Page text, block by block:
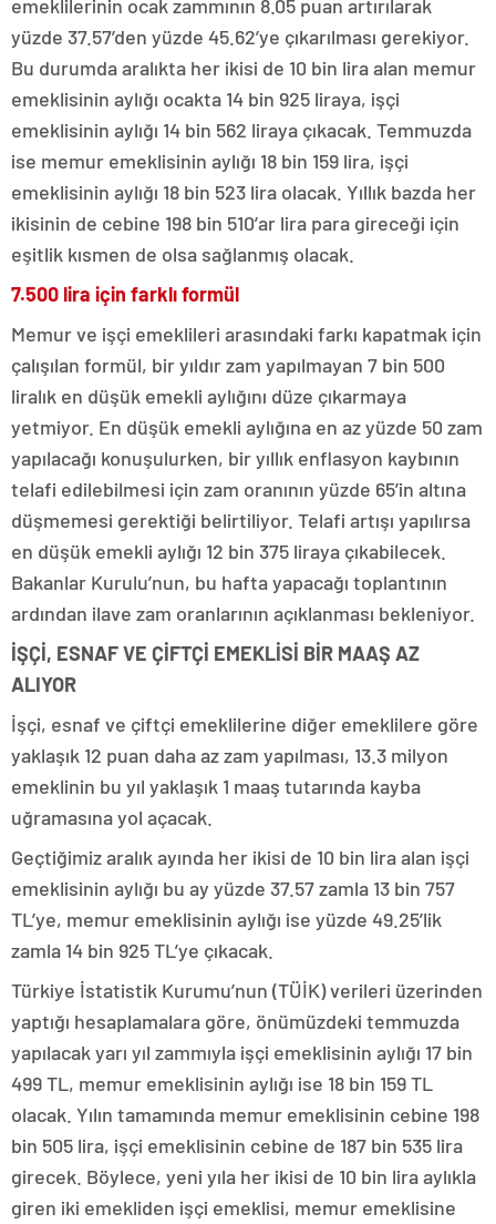
emeklilerinin ocak zammının 8.05 puan artırılarak
yüzde 37.57’den yüzde 45.62’ye çıkarılması gerekiyor.
Bu durumda aralıkta her ikisi de 10 bin lira alan memur
emeklisinin aylığı ocakta 14 bin 925 liraya, işçi
emeklisinin aylığı 14 bin 562 liraya çıkacak. Temmuzda
ise memur emeklisinin aylığı 18 bin 159 lira, işçi
emeklisinin aylığı 18 bin 523 lira olacak. Yıllık bazda her
ikisinin de cebine 198 bin 510’ar lira para gireceği için
eşitlik kısmen de olsa sağlanmış olacak.
7.500 lira için farklı formül
Memur ve işçi emeklileri arasındaki farkı kapatmak için
çalışılan formül, bir yıldır zam yapılmayan 7 bin 500
liralık en düşük emekli aylığını düze çıkarmaya
yetmiyor. En düşük emekli aylığına en az yüzde 50 zam
yapılacağı konuşulurken, bir yıllık enflasyon kaybının
telafi edilebilmesi için zam oranının yüzde 65’in altına
düşmemesi gerektiği belirtiliyor. Telafi artışı yapılırsa
en düşük emekli aylığı 12 bin 375 liraya çıkabilecek.
Bakanlar Kurulu’nun, bu hafta yapacağı toplantının
ardından ilave zam oranlarının açıklanması bekleniyor.
İŞÇİ, ESNAF VE ÇİFTÇİ EMEKLİSİ BİR MAAŞ AZ
ALIYOR
İşçi, esnaf ve çiftçi emeklilerine diğer emeklilere göre
yaklaşık 12 puan daha az zam yapılması, 13.3 milyon
emeklinin bu yıl yaklaşık 1 maaş tutarında kayba
uğramasına yol açacak.
Geçtiğimiz aralık ayında her ikisi de 10 bin lira alan işçi
emeklisinin aylığı bu ay yüzde 37.57 zamla 13 bin 757
TL’ye, memur emeklisinin aylığı ise yüzde 49.25’lik
zamla 14 bin 925 TL’ye çıkacak.
Türkiye İstatistik Kurumu’nun (TÜİK) verileri üzerinden
yaptığı hesaplamalara göre, önümüzdeki temmuzda
yapılacak yarı yıl zammıyla işçi emeklisinin aylığı 17 bin
499 TL, memur emeklisinin aylığı ise 18 bin 159 TL
olacak. Yılın tamamında memur emeklisinin cebine 198
bin 505 lira, işçi emeklisinin cebine de 187 bin 535 lira
girecek. Böylece, yeni yıla her ikisi de 10 bin lira aylıkla
giren iki emekliden işçi emeklisi, memur emeklisine